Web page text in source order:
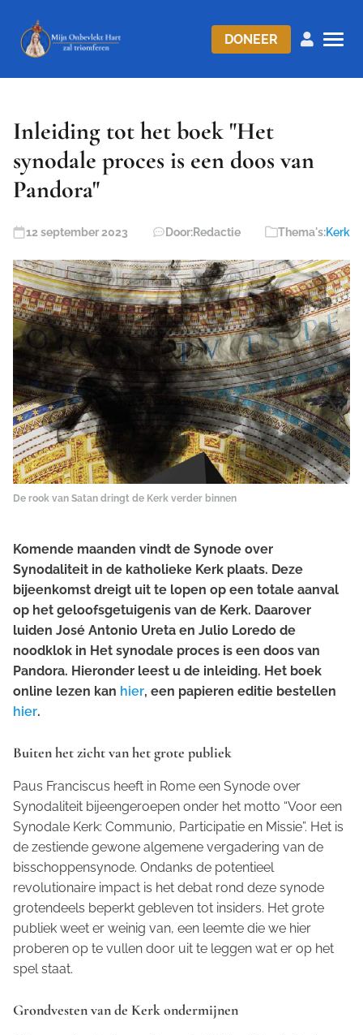
DONEER
Inleiding tot het boek "Het
synodale proces is een doos van
Pandora"
12 september 2023 Door:Redactie Thema's:Kerk
De rook van Satan dringt de Kerk verder binnen
Komende maanden vindt de Synode over
Synodaliteit in de katholieke Kerk plaats. Deze
bijeenkomst dreigt uit te lopen op een totale aanval
op het geloofsgetuigenis van de Kerk. Daarover
luiden José Antonio Ureta en Julio Loredo de
noodklok in Het synodale proces is een doos van
Pandora. Hieronder leest u de inleiding. Het boek
online lezen kan hier, een papieren editie bestellen
hier.
Buiten het zicht van het grote publiek
Paus Franciscus heeft in Rome een Synode over
Synodaliteit bijeengeroepen onder het motto “Voor een
Synodale Kerk: Communio, Participatie en Missie”. Het is
de zestiende gewone algemene vergadering van de
bisschoppensynode. Ondanks de potentieel
revolutionaire impact is het debat rond deze synode
grotendeels beperkt gebleven tot insiders. Het grote
publiek weet er weinig van, een leemte die we hier
proberen op te vullen door uit te leggen wat er op het
spel staat.
Grondvesten van de Kerk ondermijnen